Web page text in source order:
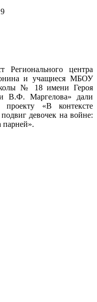
Регионального центра
и учащиеся МБОУ
№ 18 имени Героя
В.Ф. Маргелова» дали
проекту «В контексте
девочек на войне:
парней».